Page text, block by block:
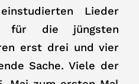
Lieder
für die jüngsten
erst drei und vier
Sache. Viele der